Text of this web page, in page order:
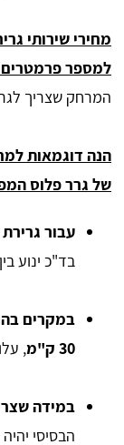
מחירי שירותי
למספר פרמטרים
המרחק שצריך
הנה דוגמאות
של גרר פלוס
עבור גרירת
בד"כ ינוע בין 150 ל-300 ש"ח.
במקרים
30 ק"מ
,
במידה